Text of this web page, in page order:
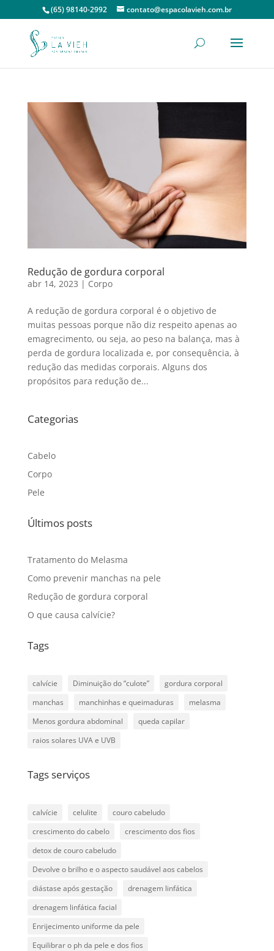
(65) 98140-2992 contato@espacolavieh.com.br
Redução de gordura corporal
abr 14, 2023 | Corpo
A redução de gordura corporal é o objetivo de
muitas pessoas porque não diz respeito apenas ao
emagrecimento, ou seja, ao peso na balança, mas à
perda de gordura localizada e, por consequência, à
redução das medidas corporais. Alguns dos
propósitos para redução de...
Categorias
Cabelo
Corpo
Pele
Últimos posts
Tratamento do Melasma
Como prevenir manchas na pele
Redução de gordura corporal
O que causa calvície?
Tags
calvície Diminuição do “culote”
gordura corporal
manchas
manchinhas e queimaduras
melasma
Menos gordura abdominal
queda capilar
raios solares UVA e UVB
Tags serviços
calvície celulite
couro cabeludo
crescimento do cabelo
crescimento dos fios
detox de couro cabeludo
Devolve o brilho e o aspecto saudável aos cabelos
diástase após gestação
drenagem linfática
drenagem linfática facial
Enrijecimento uniforme da pele
Equilibrar o ph da pele e dos fios